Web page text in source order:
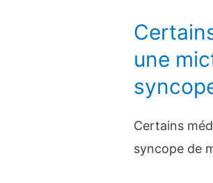
une
Certains
syncope de